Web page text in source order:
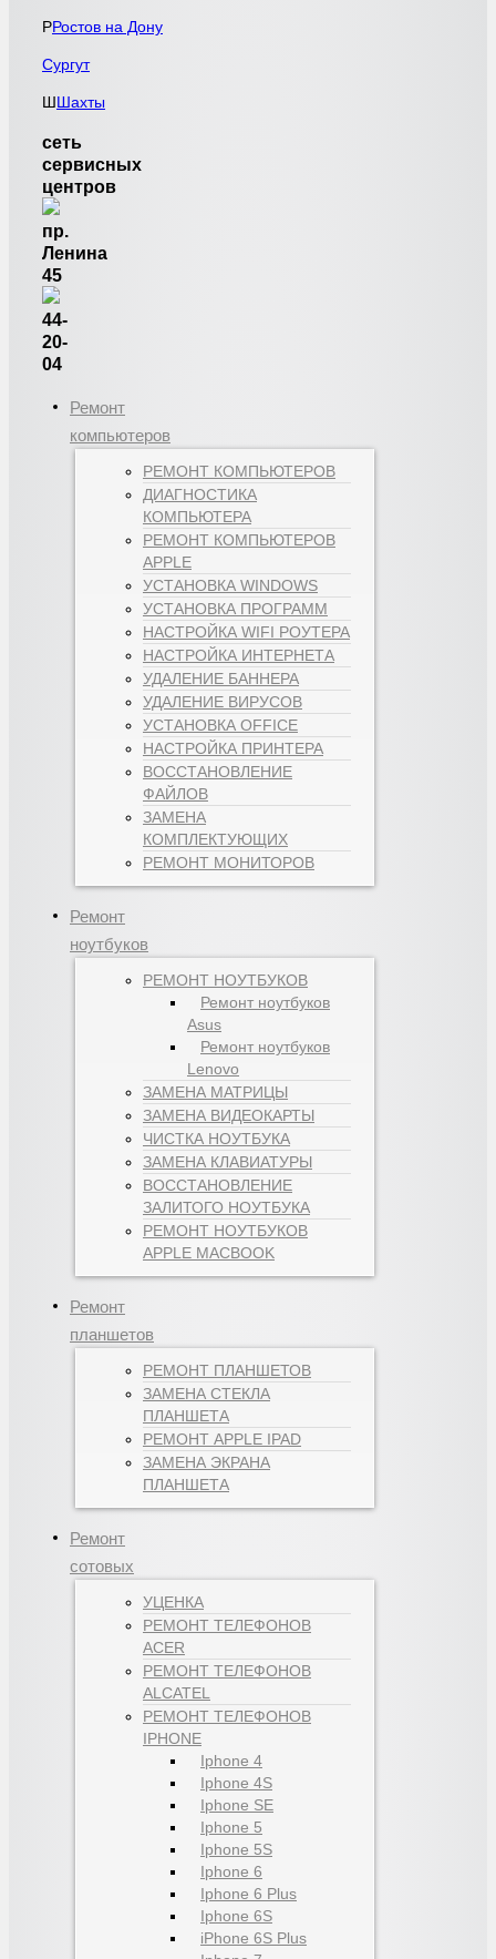
РРостов на Дону
Сургут
ШШахты
сеть
сервисных
центров
пр.
Ленина
45
44-
20-
04
Ремонт
компьютеров
РЕМОНТ КОМПЬЮТЕРОВ
ДИАГНОСТИКА
КОМПЬЮТЕРА
РЕМОНТ КОМПЬЮТЕРОВ
APPLE
УСТАНОВКА WINDOWS
УСТАНОВКА ПРОГРАММ
НАСТРОЙКА WIFI РОУТЕРА
НАСТРОЙКА ИНТЕРНЕТА
УДАЛЕНИЕ БАННЕРА
УДАЛЕНИЕ ВИРУСОВ
УСТАНОВКА OFFICE
НАСТРОЙКА ПРИНТЕРА
ВОССТАНОВЛЕНИЕ
ФАЙЛОВ
ЗАМЕНА
КОМПЛЕКТУЮЩИХ
РЕМОНТ МОНИТОРОВ
Ремонт
ноутбуков
РЕМОНТ НОУТБУКОВ
Ремонт ноутбуков
Asus
Ремонт ноутбуков
Lenovo
ЗАМЕНА МАТРИЦЫ
ЗАМЕНА ВИДЕОКАРТЫ
ЧИСТКА НОУТБУКА
ЗАМЕНА КЛАВИАТУРЫ
ВОССТАНОВЛЕНИЕ
ЗАЛИТОГО НОУТБУКА
РЕМОНТ НОУТБУКОВ
APPLE MACBOOK
Ремонт
планшетов
РЕМОНТ ПЛАНШЕТОВ
ЗАМЕНА СТЕКЛА
ПЛАНШЕТА
РЕМОНТ APPLE IPAD
ЗАМЕНА ЭКРАНА
ПЛАНШЕТА
Ремонт
сотовых
УЦЕНКА
РЕМОНТ ТЕЛЕФОНОВ
ACER
РЕМОНТ ТЕЛЕФОНОВ
ALCATEL
РЕМОНТ ТЕЛЕФОНОВ
IPHONE
Iphone 4
Iphone 4S
Iphone SE
Iphone 5
Iphone 5S
Iphone 6
Iphone 6 Plus
Iphone 6S
iPhone 6S Plus